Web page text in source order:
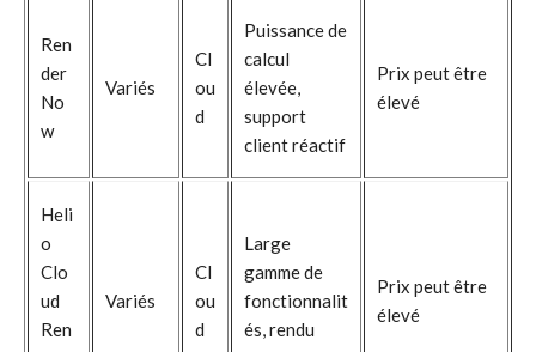
Ren
der
No
w
Variés
Cl
ou
d
Puissance de
calcul
élevée,
support
client réactif
Prix peut être
élevé
Heli
o
Clo
ud
Ren
Variés
Cl
ou
d
Large
gamme de
fonctionnalit
és, rendu
Prix peut être
élevé